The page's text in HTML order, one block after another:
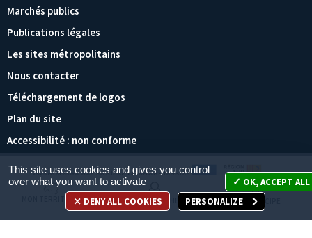
Marchés publics
Publications légales
Les sites métropolitains
Nous contacter
Téléchargement de logos
Plan du site
Accessibilité : non conforme
Paramétrage des cookies Mentions légales
MON TERRITOIRE MES DÉMARCHES JE PARTICIPE
This site uses cookies and gives you control
over what you want to activate
OK, ACCEPT ALL
DENY ALL COOKIES
PERSONALIZE